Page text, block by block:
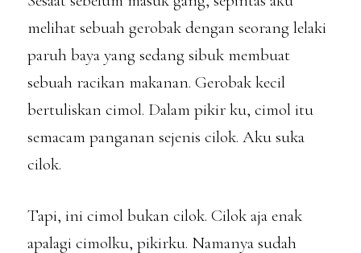
melihat sebuah gerobak dengan seorang lelaki
paruh baya yang sedang sibuk membuat
sebuah racikan makanan. Gerobak kecil
bertuliskan cimol. Dalam pikir ku, cimol itu
semacam panganan sejenis cilok. Aku suka
cilok.
Tapi, ini cimol bukan cilok. Cilok aja enak
apalagi cimolku, pikirku. Namanya sudah